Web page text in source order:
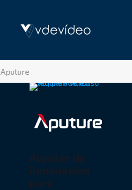
Aputure